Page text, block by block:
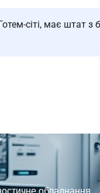
сіті, має штат з